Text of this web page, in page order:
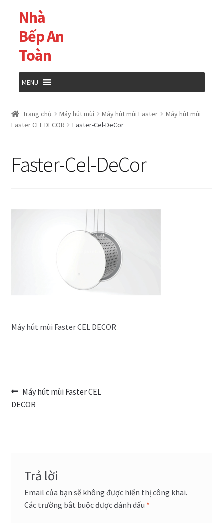
Đi
đến
Điều
hướng
Chuyển
đến
nội
dung
Nhà
Bếp An
Toàn
MENU
Giỏ hàng
Thanh toán
Trang chủ Máy hút mùi Máy hút mùi Faster
Máy hút mùi
Faster CEL DECOR
Faster-Cel-DeCor
Faster-Cel-DeCor
Máy hút mùi Faster CEL DECOR
Điều
hướng
Bài
trước:
Máy hút mùi Faster CEL
DECOR
Trả lời
Email của bạn sẽ không được hiển thị công khai.
Các trường bắt buộc được đánh dấu *